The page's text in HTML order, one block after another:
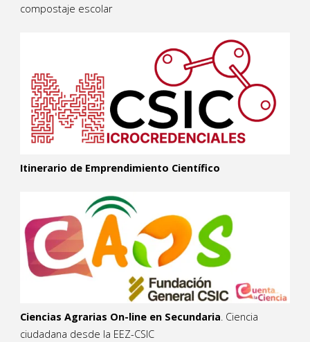
compostaje escolar
Itinerario de Emprendimiento Científico
Ciencias Agrarias On-line en Secundaria. Ciencia
ciudadana desde la EEZ-CSIC